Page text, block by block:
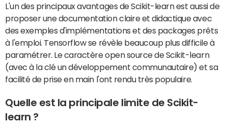
L'un des principaux avantages de Scikit-learn est aussi de
proposer une documentation claire et didactique avec
des exemples d'implémentations et des packages prêts
à l'emploi. Tensorflow se révèle beaucoup plus difficile à
paramétrer. Le caractère open source de Scikit-learn
(avec à la clé un développement communautaire) et sa
facilité de prise en main l'ont rendu très populaire.
Quelle est la principale limite de Scikit-
learn ?